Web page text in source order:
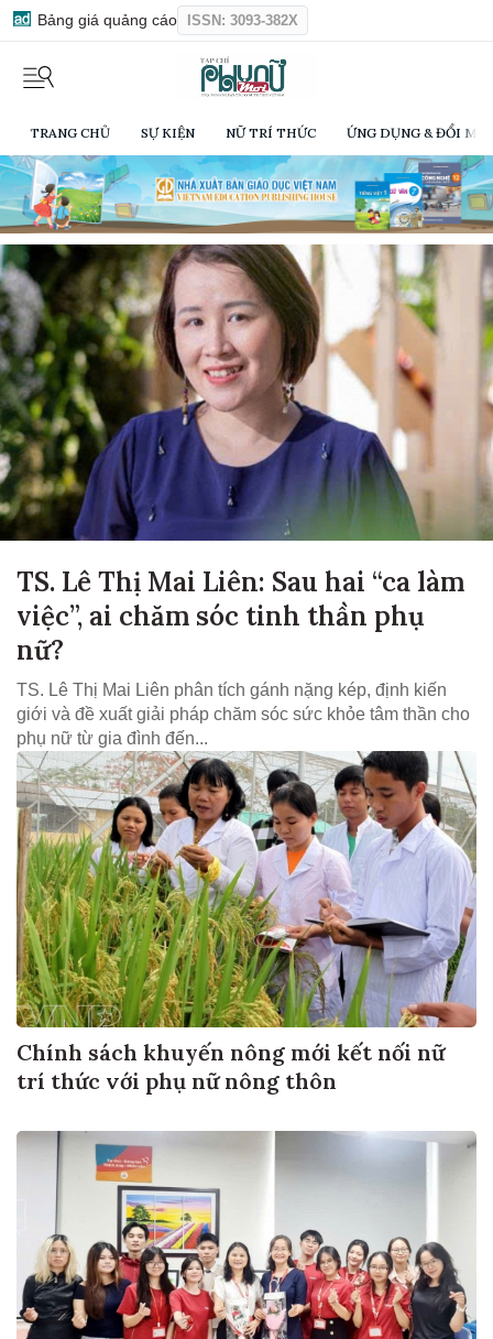
Bảng giá quảng cáo ISSN: 3093-382X
TRANG CHỦ SỰ KIỆN NỮ TRÍ THỨC ỨNG DỤNG & ĐỔI
TS. Lê Thị Mai Liên: Sau hai “ca làm
việc”, ai chăm sóc tinh thần phụ
nữ?
TS. Lê Thị Mai Liên phân tích gánh nặng kép, định kiến
giới và đề xuất giải pháp chăm sóc sức khỏe tâm thần cho
phụ nữ từ gia đình đến...
Chính sách khuyến nông mới kết nối nữ
trí thức với phụ nữ nông thôn